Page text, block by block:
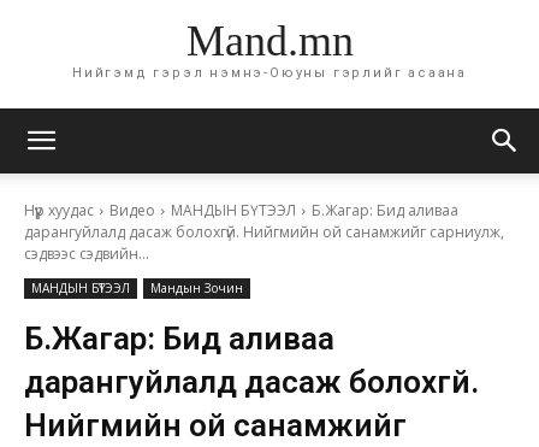
Mand.mn
Нийгэмд гэрэл нэмнэ-Оюуны гэрлийг асаана
Нүүр хуудас Видео МАНДЫН БҮТЭЭЛ
Б.Жагар: Бид аливаа
дарангуйлалд дасаж болохгүй. Нийгмийн ой санамжийг сарниулж,
сэдвээс сэдвийн...
МАНДЫН БҮТЭЭЛ Мандын Зочин
Б.Жагар: Бид аливаа
дарангуйлалд дасаж болохгүй.
Нийгмийн ой санамжийг